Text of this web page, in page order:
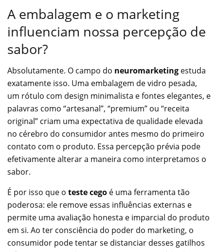
A embalagem e o marketing
influenciam nossa percepção de
sabor?
Absolutamente. O campo do neuromarketing estuda
exatamente isso. Uma embalagem de vidro pesada,
um rótulo com design minimalista e fontes elegantes, e
palavras como “artesanal”, “premium” ou “receita
original” criam uma expectativa de qualidade elevada
no cérebro do consumidor antes mesmo do primeiro
contato com o produto. Essa percepção prévia pode
efetivamente alterar a maneira como interpretamos o
sabor.
É por isso que o teste cego é uma ferramenta tão
poderosa: ele remove essas influências externas e
permite uma avaliação honesta e imparcial do produto
em si. Ao ter consciência do poder do marketing, o
consumidor pode tentar se distanciar desses gatilhos